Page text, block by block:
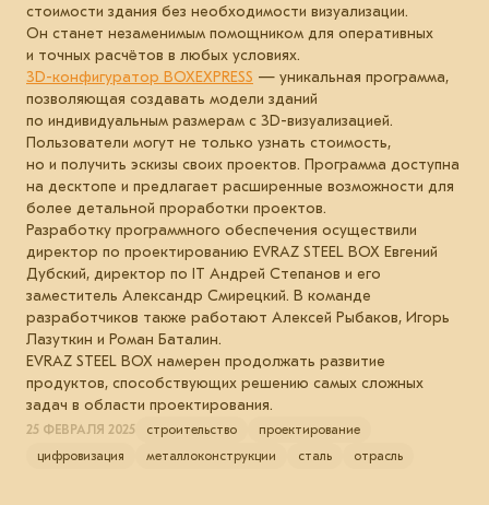
стоимости здания без необходимости визуализации.
Он станет незаменимым помощником для оперативных
и точных расчётов в любых условиях.
3D-конфигуратор BOXEXPRESS — уникальная программа,
позволяющая создавать модели зданий
по индивидуальным размерам с 3D-визуализацией.
Пользователи могут не только узнать стоимость,
но и получить эскизы своих проектов. Программа доступна
на десктопе и предлагает расширенные возможности для
более детальной проработки проектов.
Разработку программного обеспечения осуществили
директор по проектированию EVRAZ STEEL BOX Евгений
Дубский, директор по IT Андрей Степанов и его
заместитель Александр Смирецкий. В команде
разработчиков также работают Алексей Рыбаков, Игорь
Лазуткин и Роман Баталин.
EVRAZ STEEL BOX намерен продолжать развитие
продуктов, способствующих решению самых сложных
задач в области проектирования.
25 ФЕВРАЛЯ 2025 строительство
проектирование
цифровизация
металлоконструкции сталь отрасль